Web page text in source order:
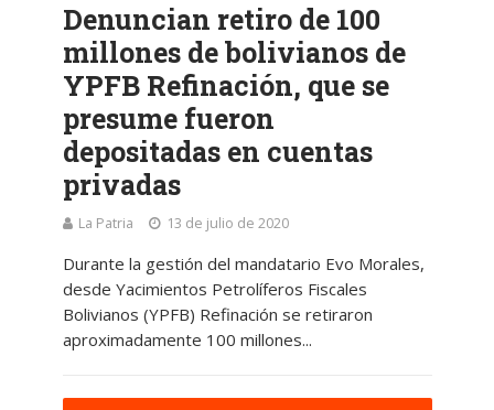
Denuncian retiro de 100
millones de bolivianos de
YPFB Refinación, que se
presume fueron
depositadas en cuentas
privadas
La Patria 13 de julio de 2020
Durante la gestión del mandatario Evo Morales,
desde Yacimientos Petrolíferos Fiscales
Bolivianos (YPFB) Refinación se retiraron
aproximadamente 100 millones...